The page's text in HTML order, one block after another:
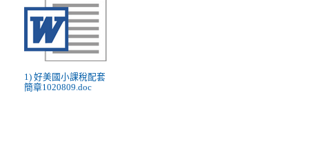
1) 好美國小課稅配套
簡章1020809.doc